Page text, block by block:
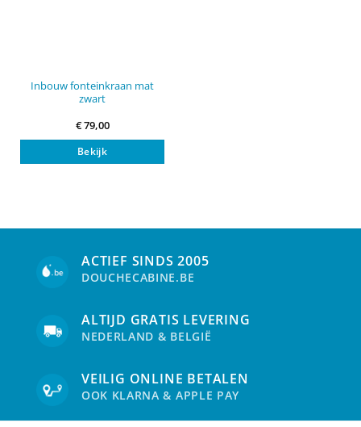
Inbouw fonteinkraan mat
zwart
€79,00
Bekijk
ACTIEF SINDS 2005
DOUCHECABINE.BE
ALTIJD GRATIS LEVERING
NEDERLAND & BELGIË
VEILIG ONLINE BETALEN
OOK KLARNA & APPLE PAY